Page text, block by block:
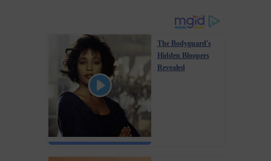
The Bodyguard's
Hidden Bloopers
Revealed